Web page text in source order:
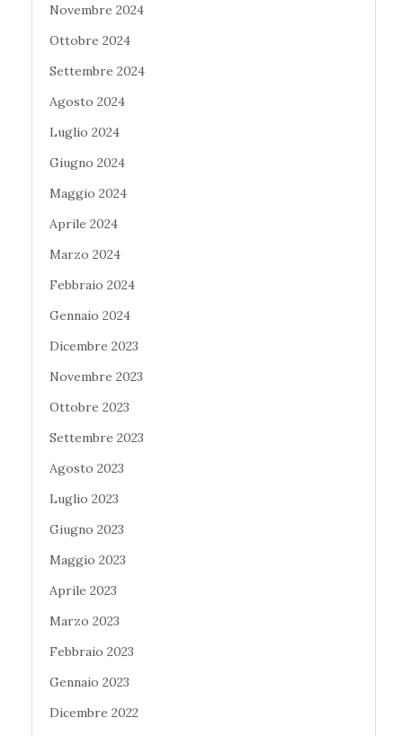
Novembre 2024
Ottobre 2024
Settembre 2024
Agosto 2024
Luglio 2024
Giugno 2024
Maggio 2024
Aprile 2024
Marzo 2024
Febbraio 2024
Gennaio 2024
Dicembre 2023
Novembre 2023
Ottobre 2023
Settembre 2023
Agosto 2023
Luglio 2023
Giugno 2023
Maggio 2023
Aprile 2023
Marzo 2023
Febbraio 2023
Gennaio 2023
Dicembre 2022